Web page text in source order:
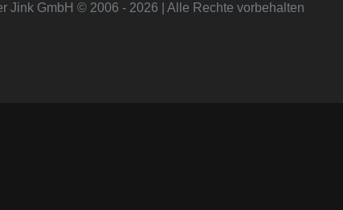
Jink GmbH © 2006 - 2026 | Alle Rechte vorbehalten